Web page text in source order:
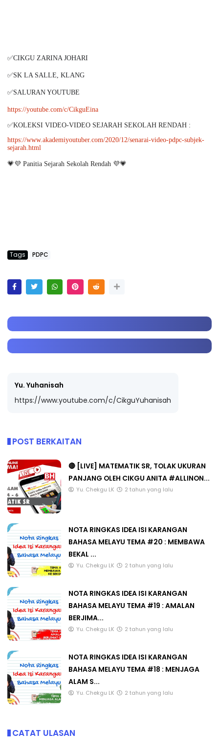
✅CIKGU ZARINA JOHARI
✅SK LA SALLE, KLANG
✅SALURAN YOUTUBE
https://youtube.com/c/CikguEina
✅KOLEKSI VIDEO-VIDEO SEJARAH SEKOLAH RENDAH :
https://www.akademiyoutuber.com/2020/12/senarai-video-pdpc-subjek-
sejarah.html
💗💜 Panitia Sejarah Sekolah Rendah 💜💗
Tags PDPC
Yu. Yuhanisah
https://www.youtube.com/c/CikguYuhanisah
POST BERKAITAN
🔴 [LIVE] MATEMATIK SR, TOLAK UKURAN
PANJANG OLEH CIKGU ANITA #ALLINON...
Yu. Chekgu LK 2 tahun yang lalu
NOTA RINGKAS IDEA ISI KARANGAN
BAHASA MELAYU TEMA #20 : MEMBAWA
BEKAL ...
Yu. Chekgu LK 2 tahun yang lalu
NOTA RINGKAS IDEA ISI KARANGAN
BAHASA MELAYU TEMA #19 : AMALAN
BERJIMA...
Yu. Chekgu LK 2 tahun yang lalu
NOTA RINGKAS IDEA ISI KARANGAN
BAHASA MELAYU TEMA #18 : MENJAGA
ALAM S...
Yu. Chekgu LK 2 tahun yang lalu
CATAT ULASAN